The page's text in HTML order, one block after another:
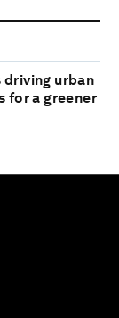
driving urban
for a greener